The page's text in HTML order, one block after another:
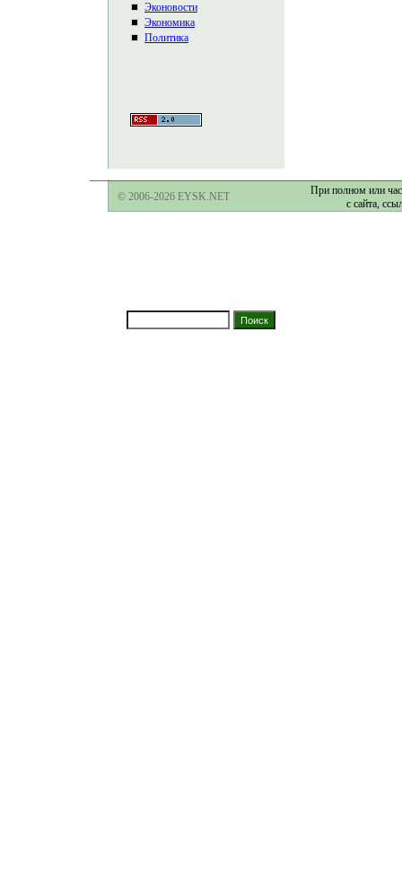
Эконовости
Экономика
Политика
© 2006-2026 EYSK.NET
При полном или
с сайта,